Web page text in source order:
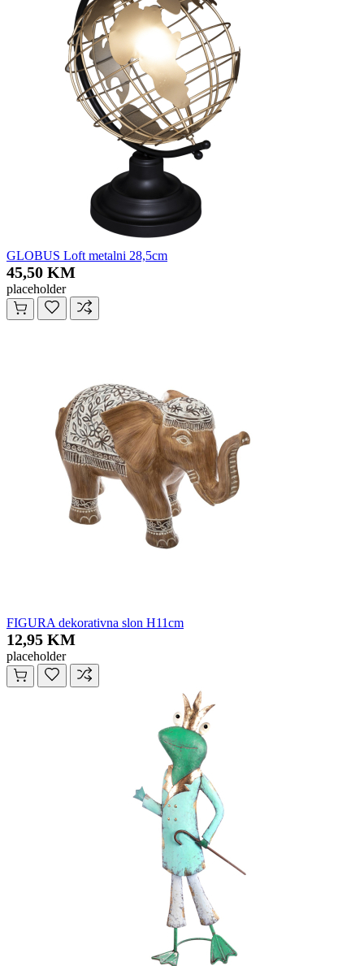
GLOBUS Loft metalni 28,5cm
45,50 KM
placeholder
FIGURA dekorativna slon H11cm
12,95 KM
placeholder